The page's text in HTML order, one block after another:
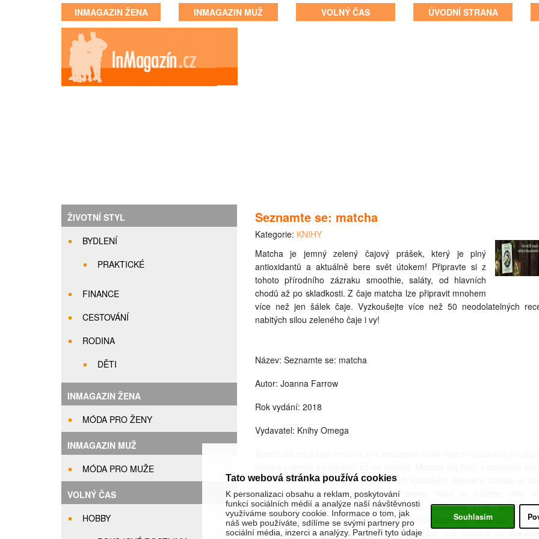
INMAGAZIN ŽENA INMAGAZIN MUŽ VOLNÝ ČAS ÚVODNÍ STRANA
ŽIVOTNÍ STYL
BYDLENÍ
PRAKTICKÉ
FINANCE
CESTOVÁNÍ
RODINA
DĚTI
INMAGAZIN ŽENA
MÓDA PRO ŽENY
INMAGAZIN MUŽ
MÓDA PRO MUŽE
VOLNÝ ČAS
HOBBY
Seznamte se: matcha
Kategorie: KNIHY
Matcha je jemný zelený čajový prášek, který je plný
antioxidantů a aktuálně bere svět útokem! Připravte si z
tohoto přírodního zázraku smoothie, saláty, od hlavních
chodů až po skladkosti. Z čaje matcha lze připravit mnohem
více než jen šálek čaje. Vyzkoušejte více než 50 neodolatelných
nabitých silou zeleného čaje i vy!
Název: Seznamte se: matcha
Autor: Joanna Farrow
Rok vydání: 2018
Vydavatel: Knihy Omega
základ mnoha pokrmů, je využíván při klasickém čajovém obřadu a stal
tradicí a kulturním dědictvím této země. Nyní si můžete díky
jednoduchým receptům vykouzlit spoustu delikates i vy doma.
specifické chuti obsahuje řadu prospěšných vitamínů, minerálů a
antioxidantů. Oproti klasickým zeleným čajům má matcha až
Tato webová stránka používá cookies
K personalizaci obsahu a reklam, poskytování
funkcí sociálních médií a analýze naší návštěvnosti
využíváme soubory cookie. Informace o tom, jak
náš web používáte, sdílíme se svými partnery pro
sociální média, inzerci a analýzy. Partneři tyto údaje
Souhlasím